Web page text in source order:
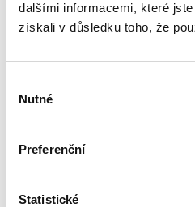
dalšími informacemi, které
získali v důsledku toho, že
souhlasu
Nutné
Preferenční
Statistické